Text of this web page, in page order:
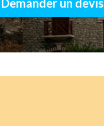
Demander un devis